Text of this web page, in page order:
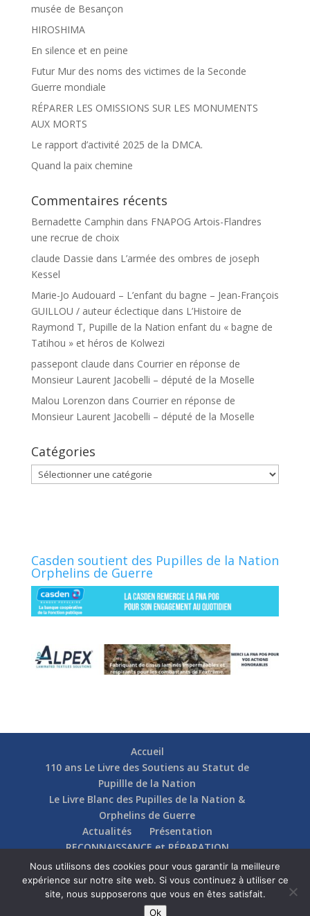
musée de Besançon
HIROSHIMA
En silence et en peine
Futur Mur des noms des victimes de la Seconde
Guerre mondiale
RÉPARER LES OMISSIONS SUR LES MONUMENTS
AUX MORTS
Le rapport d’activité 2025 de la DMCA.
Quand la paix chemine
Commentaires récents
Bernadette Camphin dans FNAPOG Artois-Flandres
une recrue de choix
claude Dassie dans L’armée des ombres de joseph
Kessel
Marie-Jo Audouard – L’enfant du bagne – Jean-François
GUILLOU / auteur éclectique dans L’Histoire de
Raymond T, Pupille de la Nation enfant du « bagne de
Tatihou » et héros de Kolwezi
passepont claude dans Courrier en réponse de
Monsieur Laurent Jacobelli – député de la Moselle
Malou Lorenzon dans Courrier en réponse de
Monsieur Laurent Jacobelli – député de la Moselle
Catégories
Catégories
Casden soutient des Pupilles de la Nation
Orphelins de Guerre
Accueil
110 ans Le Livre des Soutiens au Statut de
Pupillle de la Nation
Le Livre Blanc des Pupilles de la Nation &
Orphelins de Guerre
Actualités
Présentation
RECONNAISSANCE et RÉPARATION
Nos soutiens
Fédérations
Actions
Communication
Contact
Nous utilisons des cookies pour vous garantir la meilleure
expérience sur notre site web. Si vous continuez à utiliser ce
site, nous supposerons que vous en êtes satisfait.
Ok